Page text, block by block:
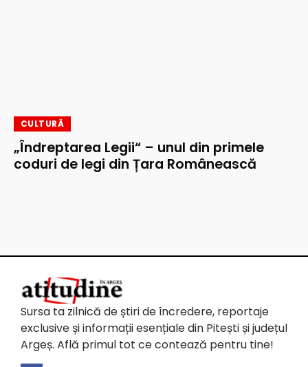
CULTURĂ
„Îndreptarea Legii“ – unul din primele
coduri de legi din Țara Românească
Sursa ta zilnică de știri de încredere, reportaje
exclusive și informații esențiale din Pitești și județul
Argeș. Află primul tot ce contează pentru tine!